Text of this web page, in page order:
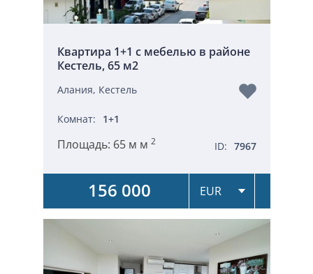
Квартира 1+1 с мебелью в районе
Кестель, 65 м2
Алания, Кестель
Комнат: 1+1
Площадь: 65 м м 2 ID: 7967
156 000